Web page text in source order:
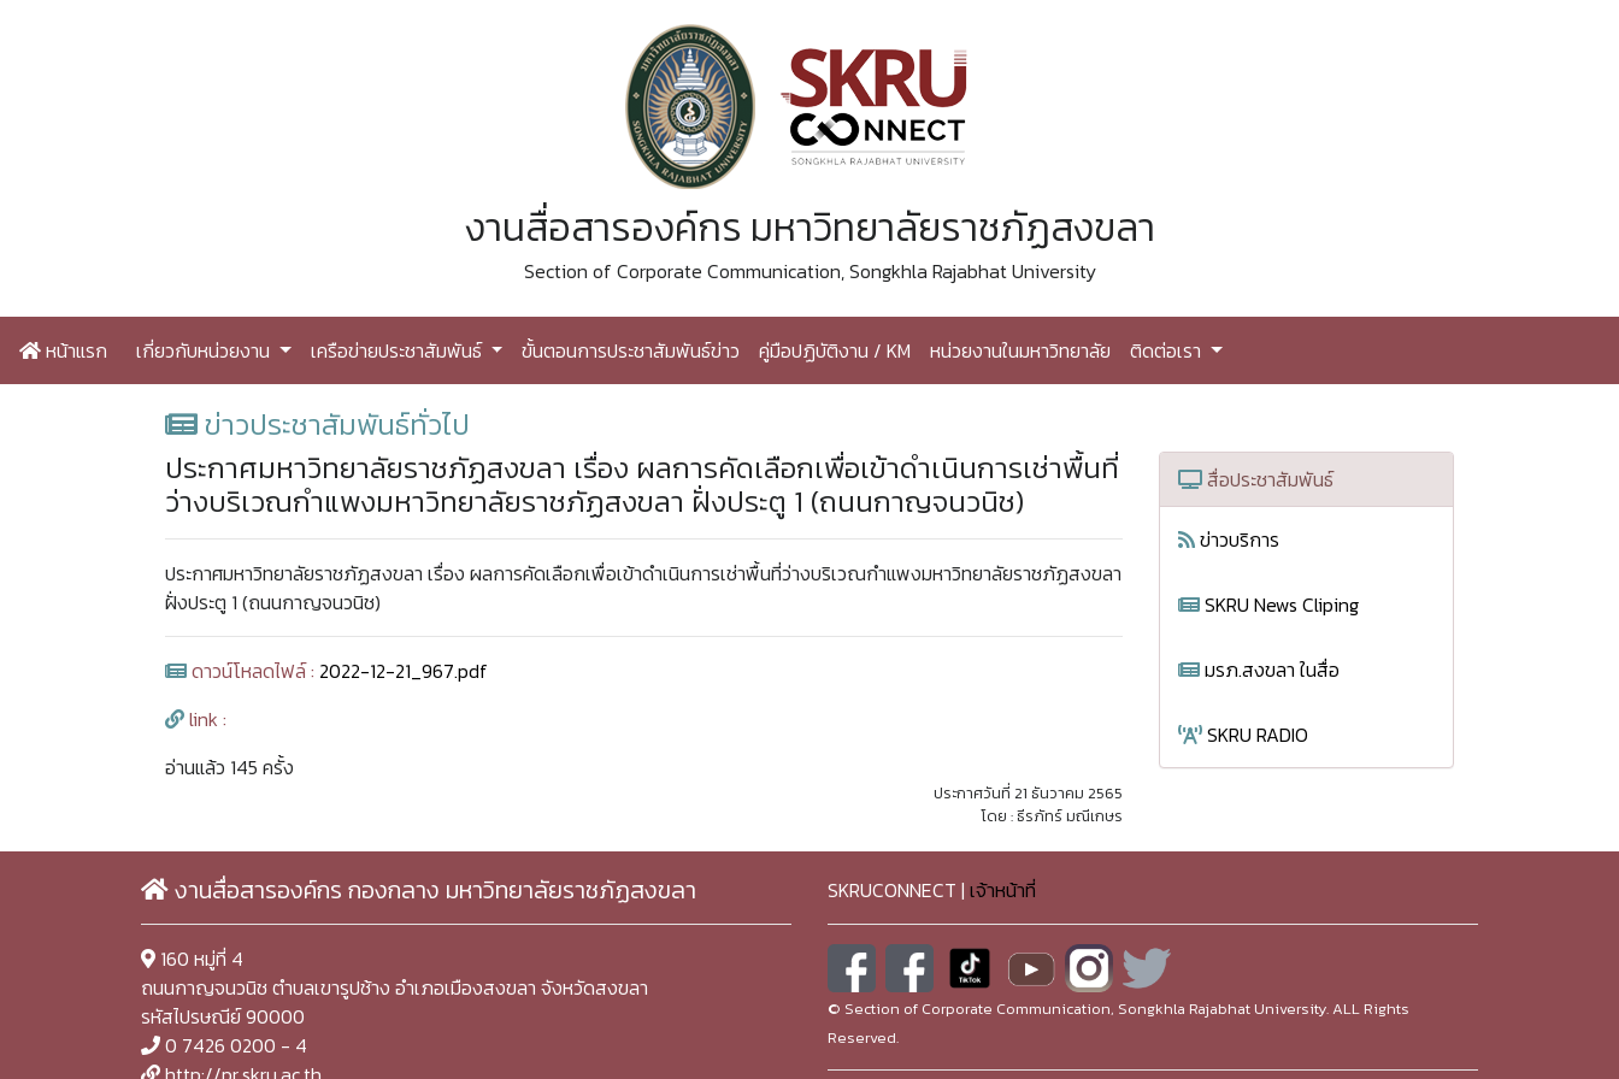
งานสื่อสารองค์กร มหาวิทยาลัยราชภัฏสงขลา
Section of Corporate Communication, Songkhla Rajabhat University
หน้าแรก เกี่ยวกับหน่วยงาน เครือข่ายประชาสัมพันธ์ ขั้นตอนการประชาสัมพันธ์ข่าว คู่มือปฏิบัติงาน / KM หน่วยงานในมหาวิทยาลัย ติดต่อเรา
ข่าวประชาสัมพันธ์ทั่วไป
ประกาศมหาวิทยาลัยราชภัฏสงขลา เรื่อง ผลการคัดเลือกเพื่อเข้าดำเนินการเช่าพื้นที่
ว่างบริเวณกำแพงมหาวิทยาลัยราชภัฏสงขลา ฝั่งประตู 1 (ถนนกาญจนวนิช)
ประกาศมหาวิทยาลัยราชภัฏสงขลา เรื่อง ผลการคัดเลือกเพื่อเข้าดำเนินการเช่าพื้นที่ว่างบริเวณกำแพงมหาวิทยาลัยราชภัฏสงขลา
ฝั่งประตู 1 (ถนนกาญจนวนิช)
ดาวน์โหลดไฟล์ : 2022-12-21_967.pdf
link :
อ่านแล้ว 145 ครั้ง
ประกาศวันที่ 21 ธันวาคม 2565
โดย : ธีรภัทร์ มณีเกษร
สื่อประชาสัมพันธ์
ข่าวบริการ
SKRU News Cliping
มรภ.สงขลา ในสื่อ
SKRU RADIO
งานสื่อสารองค์กร กองกลาง มหาวิทยาลัยราชภัฏสงขลา
160 หมู่ที่ 4
ถนนกาญจนวนิช ตำบลเขารูปช้าง อำเภอเมืองสงขลา จังหวัดสงขลา
รหัสไปรษณีย์ 90000
0 7426 0200 - 4
SKRUCONNECT | เจ้าหน้าที่
© Section of Corporate Communication, Songkhla Rajabhat University. ALL Rights
Reserved.